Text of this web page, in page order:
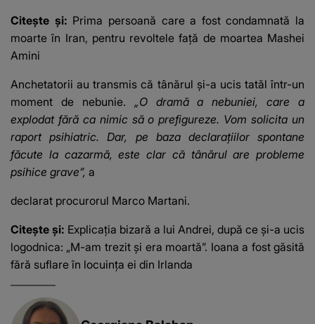
Citește și: Prima persoană care a fost condamnată la
moarte în Iran, pentru revoltele față de moartea Mashei
Amini
Anchetatorii au transmis că tânărul și-a ucis tatăl într-un
moment de nebunie. „O dramă a nebuniei, care a
explodat fără ca nimic să o prefigureze. Vom solicita un
raport psihiatric. Dar, pe baza declarațiilor spontane
făcute la cazarmă, este clar că tânărul are probleme
psihice grave”, a
declarat procurorul Marco Martani.
Citește și: Explicația bizară a lui Andrei, după ce și-a ucis
logodnica: „M-am trezit și era moartă”. Ioana a fost găsită
fără suflare în locuința ei din Irlanda